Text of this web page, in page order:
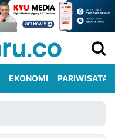
EKONOMI PARIWISATA